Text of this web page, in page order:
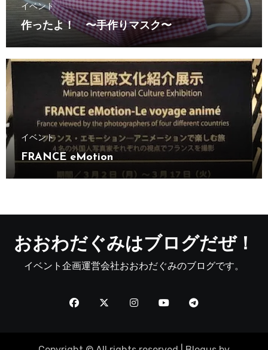
イベント
作ったよ！ 〜手作りマスク〜
イベント
FRANCE eMotion
おおわだぐみはブログだぜ！
イベント企画運営会社おおわだぐみのブログです。